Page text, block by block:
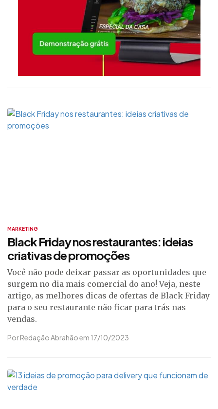
MARKETING
Black Friday nos restaurantes: ideias
criativas de promoções
Você não pode deixar passar as oportunidades que
surgem no dia mais comercial do ano! Veja, neste
artigo, as melhores dicas de ofertas de Black Friday
para o seu restaurante não ficar para trás nas
vendas.
Por Redação Abrahão em 17/10/2023